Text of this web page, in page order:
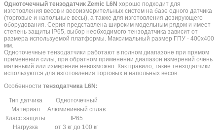
Одноточечный тензодатчик Zemic L6N хорошо подходит для
изготовления весов и весоизмерительных систем на базе одного датчика
(торговые и напольные весы), а также для изготовления дозирующего
оборудования. Серия представлена широким модельным рядом и имеет
степень защиты IP65, выбор необходимого тензодатчика зависит от
размера используемой платформы. Максимальный размер ГПУ - 400х400
мм.
Одноточечные тензодатчики работают в полном диапазоне при прямом
применении силы, при обратном применении диапазон измерений очень
маленький или измерение невозможно. Как правило, такие тензодатчики
используются для изготовления торговых и напольных весов.
Особенности тензодатчика L6N:
Тип датчика
Одноточечный
Материал
Алюминиевый сплав
Класс защиты
IP65
Нагрузка
от 3 кг до 100 кг